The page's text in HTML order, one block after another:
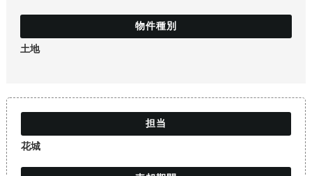
マンション
土地
花城